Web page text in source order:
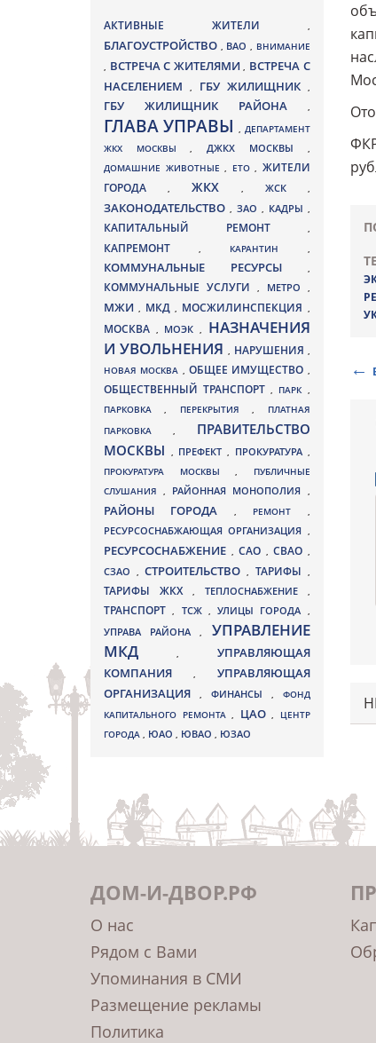
АКТИВНЫЕ ЖИТЕЛИ ,
БЛАГОУСТРОЙСТВО , ВАО , ВНИМАНИЕ
, ВСТРЕЧА С ЖИТЕЛЯМИ, ВСТРЕЧА С
НАСЕЛЕНИЕМ
, ГБУ ЖИЛИЩНИК ,
ГБУ ЖИЛИЩНИК РАЙОНА ,
ГЛАВА УПРАВЫ, ДЕПАРТАМЕНТ
ЖКХ МОСКВЫ,ДЖКХ МОСКВЫ ,
ДОМАШНИЕ ЖИВОТНЫЕ , ЕТО , ЖИТЕЛИ
ГОРОДА
, ЖКХ , ЖСК ,
ЗАКОНОДАТЕЛЬСТВО , ЗАО , КАДРЫ ,
КАПИТАЛЬНЫЙ РЕМОНТ ,
КАПРЕМОНТ , КАРАНТИН ,
КОММУНАЛЬНЫЕ РЕСУРСЫ ,
КОММУНАЛЬНЫЕ УСЛУГИ , МЕТРО ,
МЖИ, МКД , МОСЖИЛИНСПЕКЦИЯ ,
МОСКВА , МОЭК ,
НАЗНАЧЕНИЯ
И УВОЛЬНЕНИЯ , НАРУШЕНИЯ ,
НОВАЯ МОСКВА , ОБЩЕЕ ИМУЩЕСТВО ,
ОБЩЕСТВЕННЫЙ ТРАНСПОРТ, ПАРК ,
ПАРКОВКА, ПЕРЕКРЫТИЯ,
ПЛАТНАЯ
ПАРКОВКА ,
ПРАВИТЕЛЬСТВО
МОСКВЫ , ПРЕФЕКТ, ПРОКУРАТУРА ,
ПРОКУРАТУРА МОСКВЫ ,
ПУБЛИЧНЫЕ
СЛУШАНИЯ, РАЙОННАЯ МОНОПОЛИЯ ,
РАЙОНЫ ГОРОДА , РЕМОНТ ,
РЕСУРСОСНАБЖАЮЩАЯ ОРГАНИЗАЦИЯ ,
РЕСУРСОСНАБЖЕНИЕ , САО , СВАО ,
СЗАО ,СТРОИТЕЛЬСТВО, ТАРИФЫ ,
ТАРИФЫ ЖКХ , ТЕПЛОСНАБЖЕНИЕ ,
ТРАНСПОРТ, ТСЖ , УЛИЦЫ ГОРОДА ,
УПРАВА РАЙОНА, УПРАВЛЕНИЕ
МКД, УПРАВЛЯЮЩАЯ
КОМПАНИЯ
, УПРАВЛЯЮЩАЯ
ОРГАНИЗАЦИЯ
, ФИНАНСЫ , ФОНД
КАПИТАЛЬНОГО РЕМОНТА , ЦАО ,
ЦЕНТР
ГОРОДА , ЮАО , ЮВАО , ЮЗАО
ДОМ-И-ДВОР.РФ
О нас
Рядом с Вами
Упоминания в СМИ
Размещение рекламы
Политика